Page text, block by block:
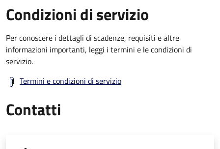
Condizioni di servizio
Per conoscere i dettagli di scadenze, requisiti e altre
informazioni importanti, leggi i termini e le condizioni di
servizio.
Termini e condizioni di servizio
Contatti